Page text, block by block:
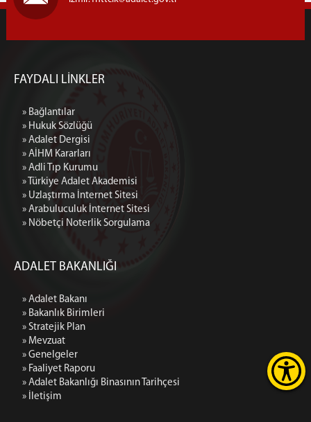
FAYDALI LİNKLER
» Bağlantılar
» Hukuk Sözlüğü
» Adalet Dergisi
» AİHM Kararları
» Adli Tıp Kurumu
» Türkiye Adalet Akademisi
» Uzlaştırma İnternet Sitesi
» Arabuluculuk İnternet Sitesi
» Nöbetçi Noterlik Sorgulama
ADALET BAKANLIĞI
» Adalet Bakanı
» Bakanlık Birimleri
» Stratejik Plan
» Mevzuat
» Genelgeler
» Faaliyet Raporu
» Adalet Bakanlığı Binasının Tarihçesi
» İletişim